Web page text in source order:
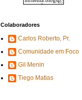
Colaboradores
Carlos Roberto, Pr.
Comunidade em Foco
Gil Menin
Tiego Matias